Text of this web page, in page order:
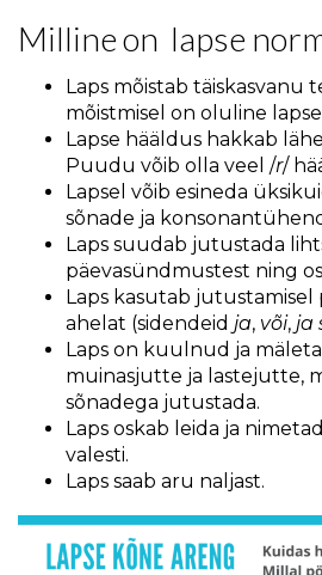
Milline on lapse
Laps mõistab täiskasvanu
mõistmisel on oluline
Lapse hääldus hakkab
Puudu võib olla veel /r/
Lapsel võib esineda
sõnade ja
Laps suudab jutustada
päevasündmustest ning
Laps kasutab jutustamisel
ahelat (sidendeid ja, või, ja
Laps on kuulnud ja
muinasjutte ja lastejutte,
sõnadega jutustada.
Laps oskab leida ja
valesti.
Laps saab aru naljast.